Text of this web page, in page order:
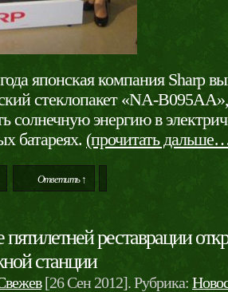
японская компания Sharp
стеклопакет «NA-
солнечную энергию в
батареях. (прочитать
Ответить ↑
реставрации
станции
[26 Сен 2012]. Рубрика: